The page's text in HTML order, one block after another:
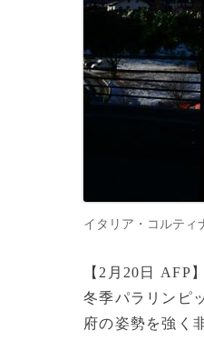
イタリア・コルティ
【2月20日 AFP
冬季パラリンピ
府の姿勢を強く